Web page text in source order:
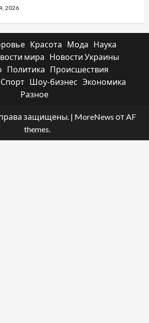
2026
Красота Мода
Наука
мира
Новости Украины
Политика
Происшествия
Спорт Шоу-бизнес Экономика
Разное
защищены. | MoreNews от AF
themes.